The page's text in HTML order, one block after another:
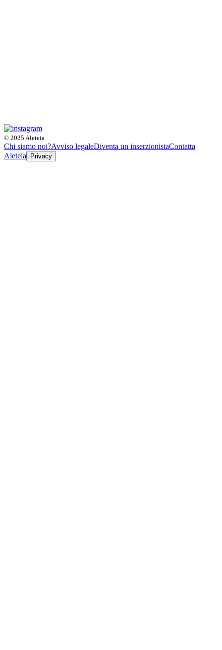
© 2025 Aleteia
Chi siamo noi?Avviso legaleDiventa un inserzionistaContatta
Aleteia
Privacy